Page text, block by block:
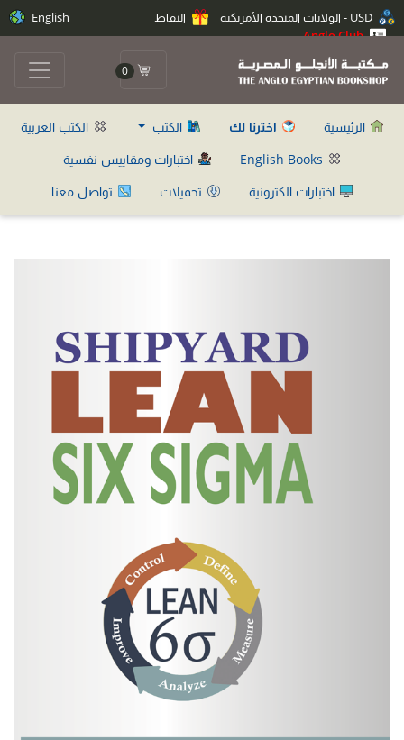
النقاط
Anglo Club
English
0
الرئيسية اخترنا لك الكتب
الكتب العربية
اختبارات ومقاييس نفسية
اختبارات الكترونية
تحميلات تواصل معنا